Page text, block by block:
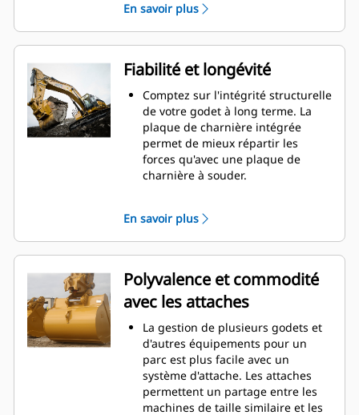
double améliore le flux des
matières dans le godet. Le
dégagement de talon accru
garantit que le fond du godet ne
frotte pas, ce qui réduit les coûts
d'entretien.
La consommation de carburant est
maximale lors de l'excavation. Les
godets Cat sont conçus pour
creuser dans les matériaux
rapidement afin d'améliorer
Chargez plus de matière plus
rapidement. La forme et les barres
latérales du godet permettent une
rétention optimale des matériaux
dans le godet à chaque charge.
En savoir plus
Fiabilité et longévité
Comptez sur l'intégrité structurelle
de votre godet à long terme. La
plaque de charnière intégrée
permet de mieux répartir les
forces qu'avec une plaque de
charnière à souder.
résistants à l'abrasion, en
particulier pour les composants
d'usure excessive.
Protégez les zones d'usure
excessive les plus importantes de
votre godet avec les outils
d'attaque du sol Cat
(GET). Les
protecteurs de longerons et les
couteaux latéraux permettent de
préserver les pièces du godet qui
entrent en contact et traversent
les matériaux le plus souvent.
En savoir plus
Polyvalence et commodité
avec les attaches
La gestion de plusieurs godets et
d'autres équipements pour un
parc est plus facile avec un
système d'attache. Les attaches
permettent un partage entre les
machines de taille similaire et les